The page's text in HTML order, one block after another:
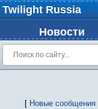
Twilight Russia
Новости
[ Новые сообщения